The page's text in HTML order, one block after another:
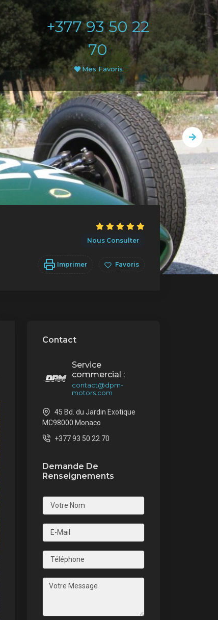
+377 93 50 22
70
Mes Favoris
Nous Consulter
Imprimer Favoris
Contact
Service
commercial :
contact@dpm-
motors.com
45 Bd. du Jardin Exotique
MC98000 Monaco
+377 93 50 22 70
Demande De
Renseignements